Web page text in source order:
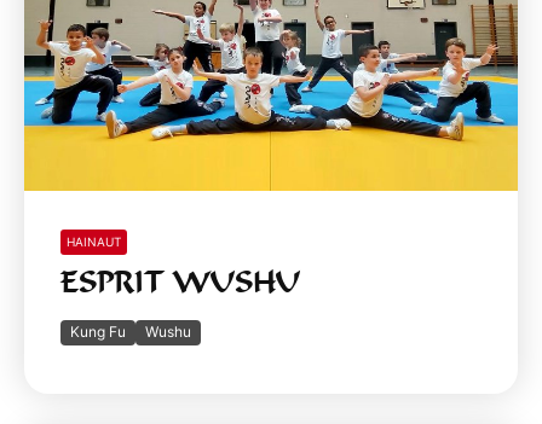
HAINAUT
ESPRIT WUSHU
Kung Fu Wushu